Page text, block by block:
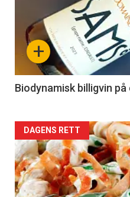
akkurat
nå
4
+
Biodynamisk billigvin
Forsiden
akkurat
nå
DAGENS RETT